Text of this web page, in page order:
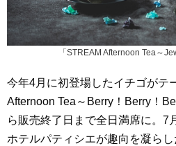
「STREAM Afternoon Tea～
今年4月に初登場したイチゴがテ
Afternoon Tea～Berry！Berry！
ら販売終了日まで全日満席に。7
ホテルパティシエが趣向を凝ら